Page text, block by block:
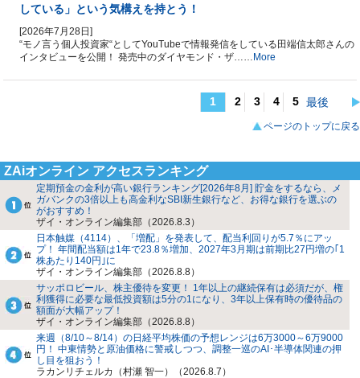
している」という気構えを持とう！
[2026年7月28日]
“モノ言う個人投資家“としてYouTubeで情報発信をしている田端信太郎さんの
インタビューを公開！ 発売中のダイヤモンド・ザ…… More
1 2 3 4 5 最後
ページのトップに戻る
ZAiオンライン アクセスランキング
定期預金の金利が高い銀行ランキング[2026年8月] 貯金をするなら、メ
ガバンクの3倍以上も高金利なSBI新生銀行など、お得な銀行を選ぶの
がおすすめ！
ザイ・オンライン編集部（2026.8.3）
日本触媒（4114）、「増配」を発表して、配当利回りが5.7％にアッ
プ！ 年間配当額は1年で23.8％増加、2027年3月期は前期比27円増の｢1
株あたり140円｣に
ザイ・オンライン編集部（2026.8.8）
サッポロビール、株主優待を変更！ 1年以上の継続保有は必須だが、権
利獲得に必要な最低投資額は5分の1になり、3年以上保有時の優待品の
額面が大幅アップ！
ザイ・オンライン編集部（2026.8.8）
来週（8/10～8/14）の日経平均株価の予想レンジは6万3000～6万9000
円！ 中東情勢と原油価格に警戒しつつ、調整一巡のAI･半導体関連の押
し目を狙おう！
ラカンリチェルカ（村瀬 智一）（2026.8.7）